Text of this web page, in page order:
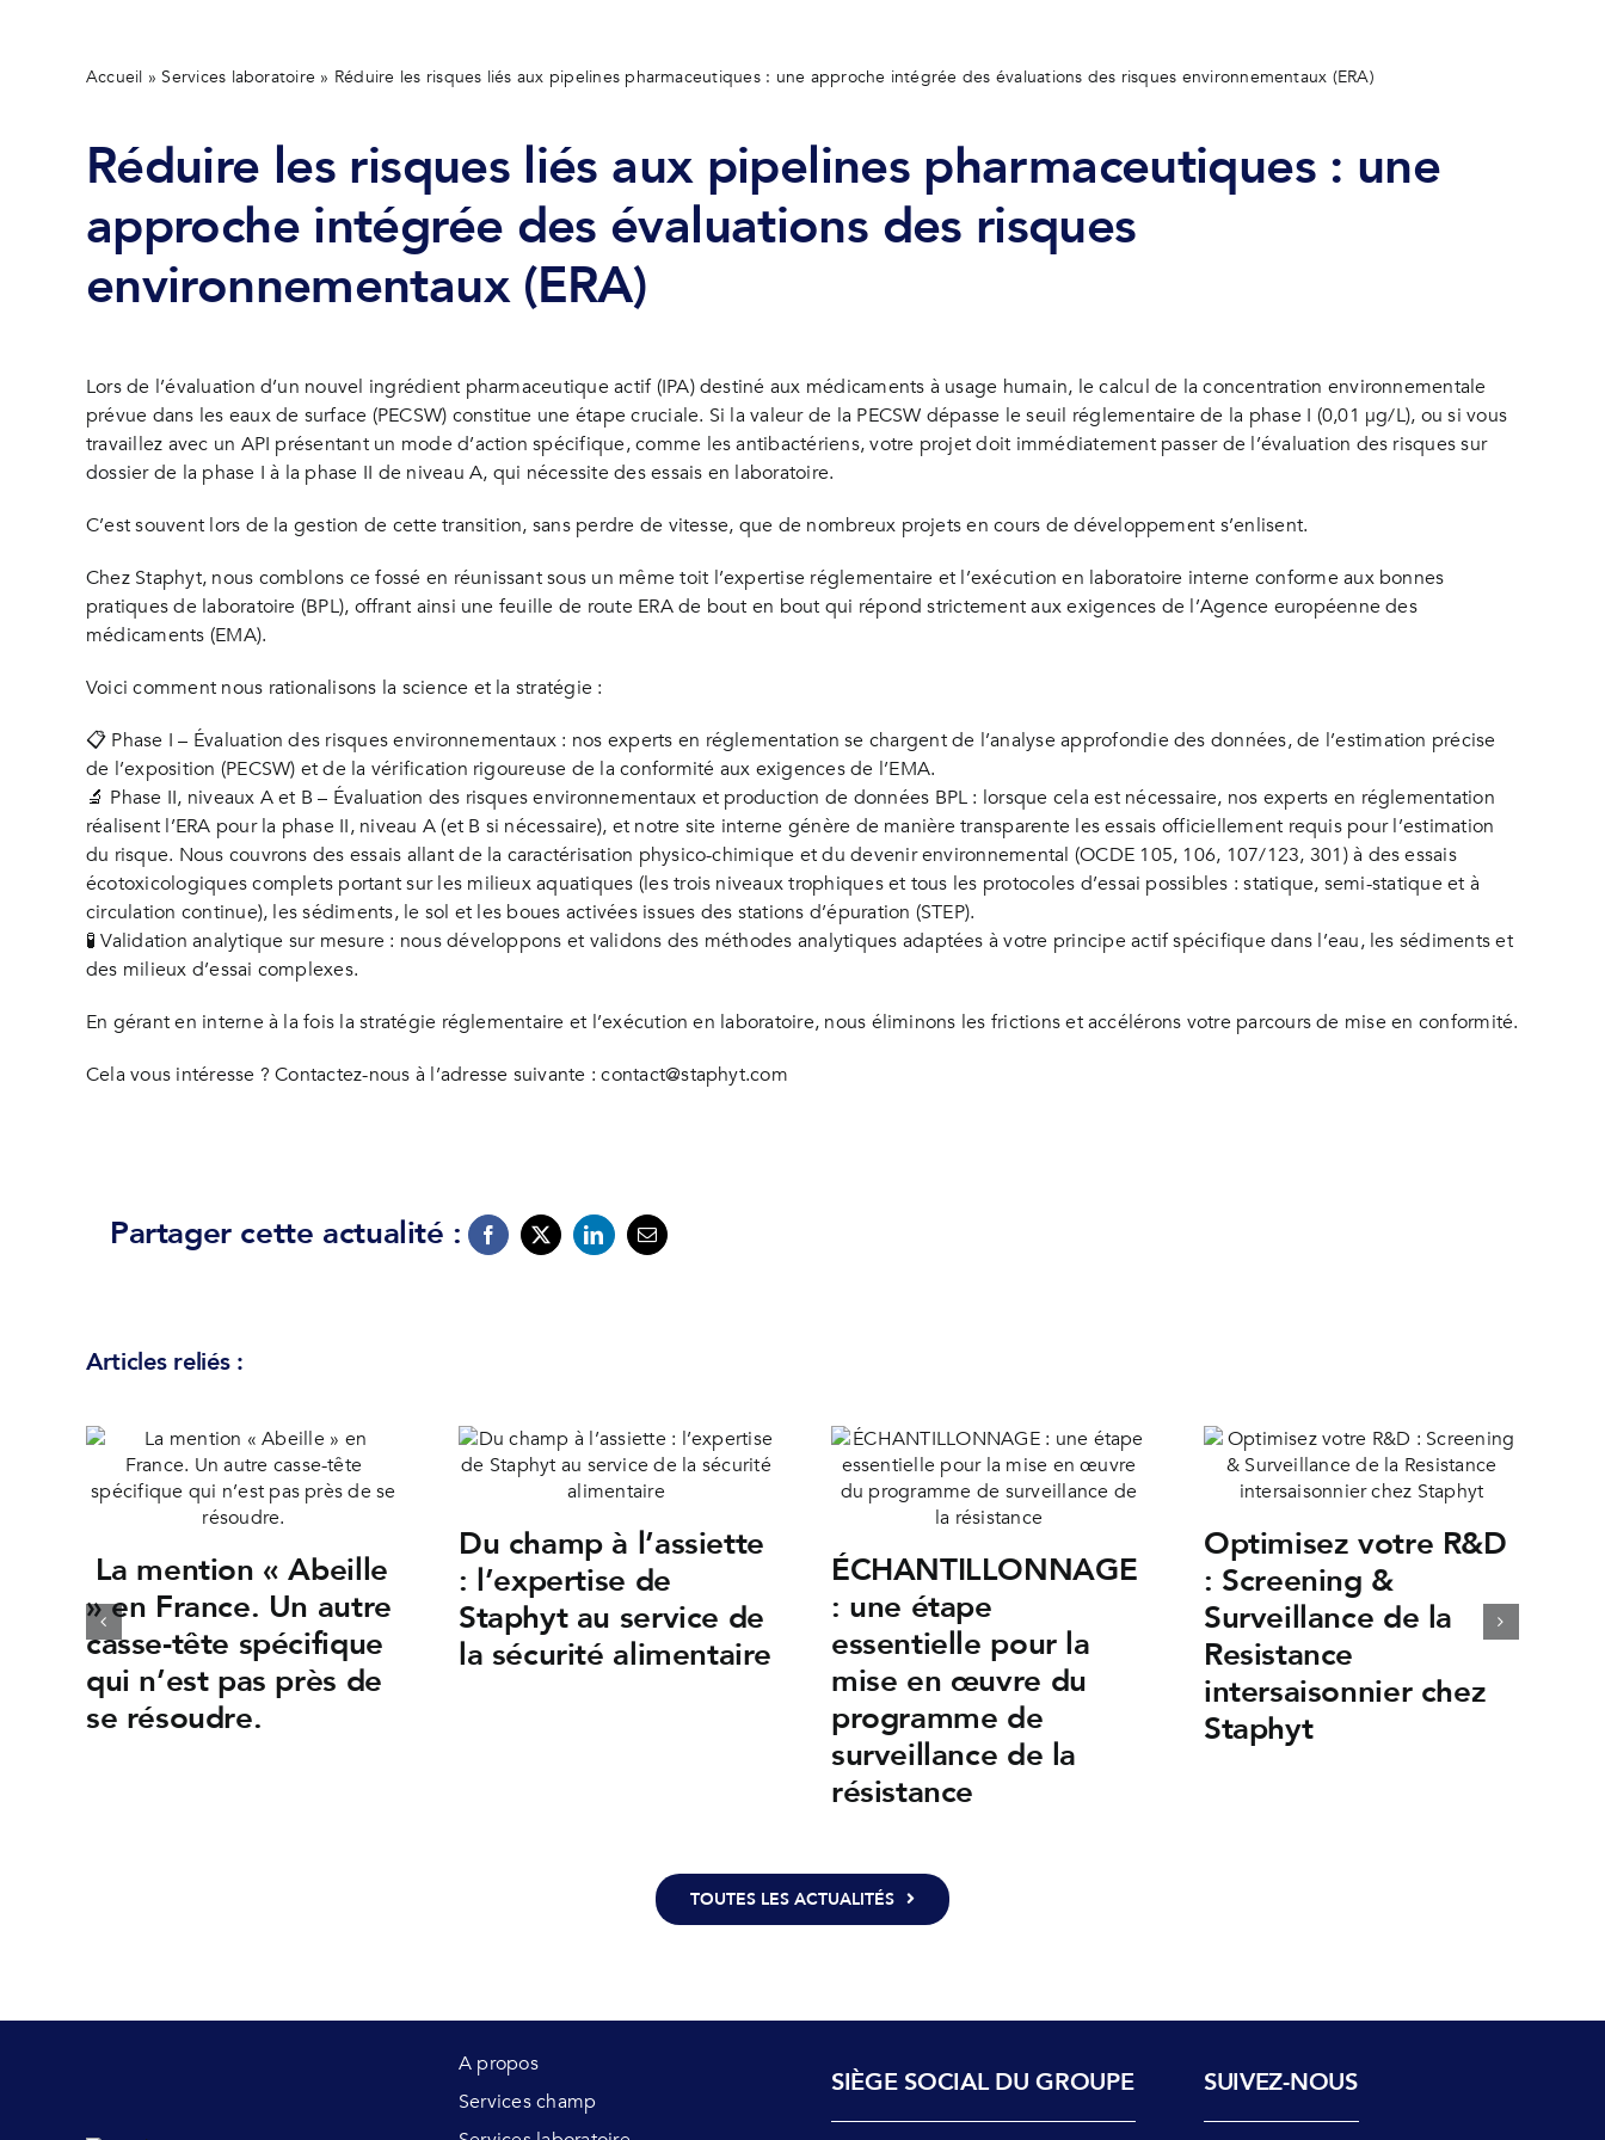
Accueil » Services laboratoire » Réduire les risques liés aux pipelines pharmaceutiques : une approche intégrée des évaluations des risques environnementaux (ERA)
Réduire les risques liés aux pipelines pharmaceutiques : une
approche intégrée des évaluations des risques
environnementaux (ERA)
Lors de l’évaluation d’un nouvel ingrédient pharmaceutique actif (IPA) destiné aux médicaments à usage humain, le calcul de la concentration environnementale
prévue dans les eaux de surface (PECSW) constitue une étape cruciale. Si la valeur de la PECSW dépasse le seuil réglementaire de la phase I (0,01 µg/L), ou si vous
travaillez avec un API présentant un mode d’action spécifique, comme les antibactériens, votre projet doit immédiatement passer de l’évaluation des risques sur
dossier de la phase I à la phase II de niveau A, qui nécessite des essais en laboratoire.
C’est souvent lors de la gestion de cette transition, sans perdre de vitesse, que de nombreux projets en cours de développement s’enlisent.
Chez Staphyt, nous comblons ce fossé en réunissant sous un même toit l’expertise réglementaire et l’exécution en laboratoire interne conforme aux bonnes
pratiques de laboratoire (BPL), offrant ainsi une feuille de route ERA de bout en bout qui répond strictement aux exigences de l’Agence européenne des
médicaments (EMA).
Voici comment nous rationalisons la science et la stratégie :
📋 Phase I – Évaluation des risques environnementaux : nos experts en réglementation se chargent de l’analyse approfondie des données, de l’estimation précise
de l’exposition (PECSW) et de la vérification rigoureuse de la conformité aux exigences de l’EMA.
🔬 Phase II, niveaux A et B – Évaluation des risques environnementaux et production de données BPL : lorsque cela est nécessaire, nos experts en réglementation
réalisent l’ERA pour la phase II, niveau A (et B si nécessaire), et notre site interne génère de manière transparente les essais officiellement requis pour l’estimation
du risque. Nous couvrons des essais allant de la caractérisation physico-chimique et du devenir environnemental (OCDE 105, 106, 107/123, 301) à des essais
écotoxicologiques complets portant sur les milieux aquatiques (les trois niveaux trophiques et tous les protocoles d’essai possibles : statique, semi-statique et à
circulation continue), les sédiments, le sol et les boues activées issues des stations d’épuration (STEP).
🧪 Validation analytique sur mesure : nous développons et validons des méthodes analytiques adaptées à votre principe actif spécifique dans l’eau, les sédiments et
des milieux d’essai complexes.
En gérant en interne à la fois la stratégie réglementaire et l’exécution en laboratoire, nous éliminons les frictions et accélérons votre parcours de mise en conformité.
Cela vous intéresse ? Contactez-nous à l’adresse suivante : contact@staphyt.com
Partager cette actualité :
Articles reliés :
La mention « Abeille
» en France. Un autre
casse-tête spécifique
qui n’est pas près de
se résoudre.
Du champ à l’assiette
: l’expertise de
Staphyt au service de
la sécurité alimentaire
ÉCHANTILLONNAGE
: une étape
essentielle pour la
mise en œuvre du
programme de
surveillance de la
résistance
Optimisez votre R&D
: Screening &
Surveillance de la
Resistance
intersaisonnier chez
Staphyt
TOUTES LES ACTUALITÉS
A propos
Services champ
SIÈGE SOCIAL DU GROUPE SUIVEZ-NOUS